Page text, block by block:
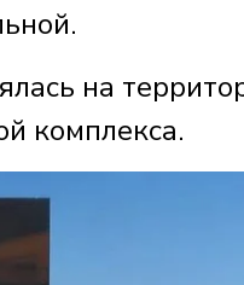
на
комплекса.